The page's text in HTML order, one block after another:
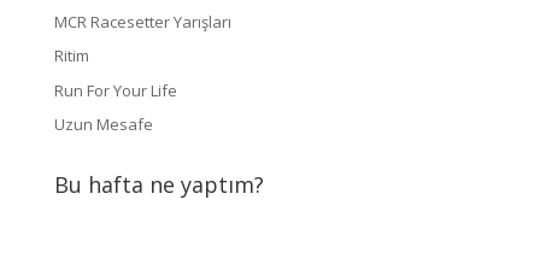
MCR Racesetter Yarışları
Ritim
Run For Your Life
Uzun Mesafe
Bu hafta ne yaptım?